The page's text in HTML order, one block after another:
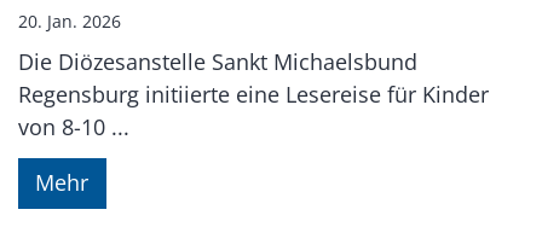
20. Jan. 2026
Die Diözesanstelle Sankt Michaelsbund
Regensburg initiierte eine Lesereise für Kinder
von 8-10 ...
Mehr